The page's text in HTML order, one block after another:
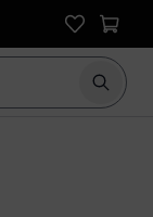
Začít